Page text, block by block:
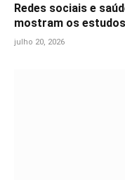
Redes sociais e
mostram os
julho 20, 2026